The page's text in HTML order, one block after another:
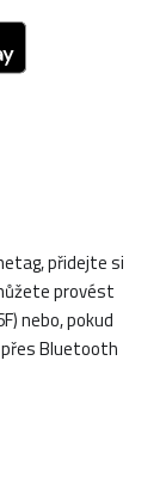
přidejte si
provést
nebo, pokud
Bluetooth